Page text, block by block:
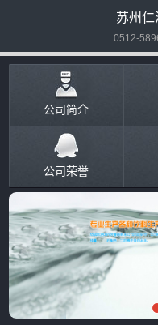
苏州仁
0512-
公司简介
公司荣誉